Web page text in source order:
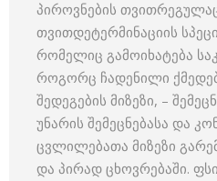
პიროვნების
თვითდეტერმინაციის
რომელიც გამოიხატება
როგორც ჩადენილი
შედეგების მიზეზი, –
უნარის შემეცნებასა და
ცვლილებათა მიზეზი
და პირად ცხოვრებაში.